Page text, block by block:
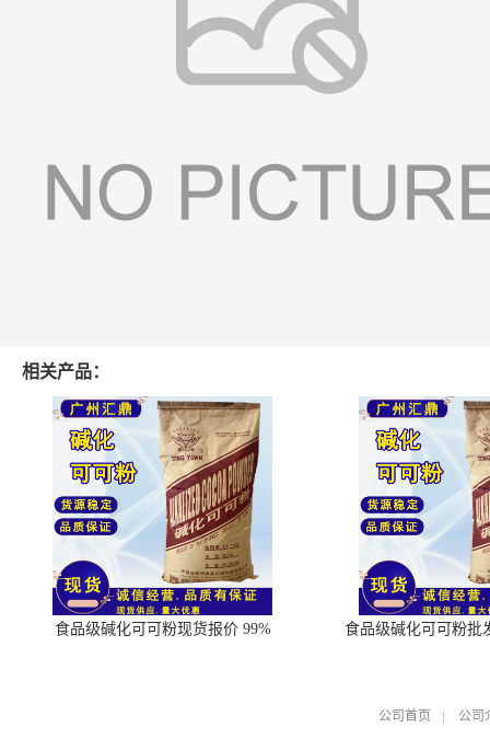
相关产品：
食品级碱化可可粉现货报价 99% 食品级碱化可可粉批
公司首页 公司